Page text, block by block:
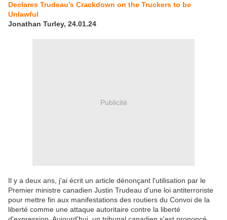
Declares Trudeau’s Crackdown on the Truckers to be
Unlawful
Jonathan Turley, 24.01.24
Publicité
Il y a deux ans, j'ai écrit un article dénonçant l'utilisation par le
Premier ministre canadien Justin Trudeau d'une loi antiterroriste
pour mettre fin aux manifestations des routiers du Convoi de la
liberté comme une attaque autoritaire contre la liberté